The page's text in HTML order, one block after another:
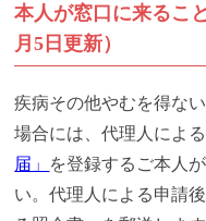
本人が窓口に来るこ
月5日更新）
疾病その他やむを得な
場合には、代理人によ
届」 を登録するご本人
い。代理人による申請